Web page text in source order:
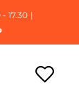
17.30 |